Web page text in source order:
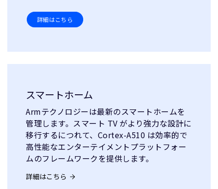
詳細はこちら
スマートホーム
Armテクノロジーは最新のスマートホームを
管理します。スマート TV がより強力な設計に
移行するにつれて、Cortex-A510 は効率的で
高性能なエンターテイメントプラットフォー
ムのフレームワークを提供します。
詳細はこちら